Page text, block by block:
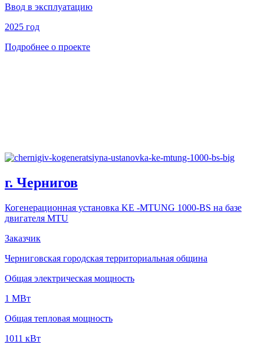
Ввод в эксплуатацию
2025 год
Подробнее о проекте
г. Чернигов
Когенерационная установка KE -MTUNG 1000-BS на базе
двигателя MTU
Заказчик
Черниговская городская территориальная община
Общая электрическая мощность
1 MВт
Общая тепловая мощность
1011 кВт